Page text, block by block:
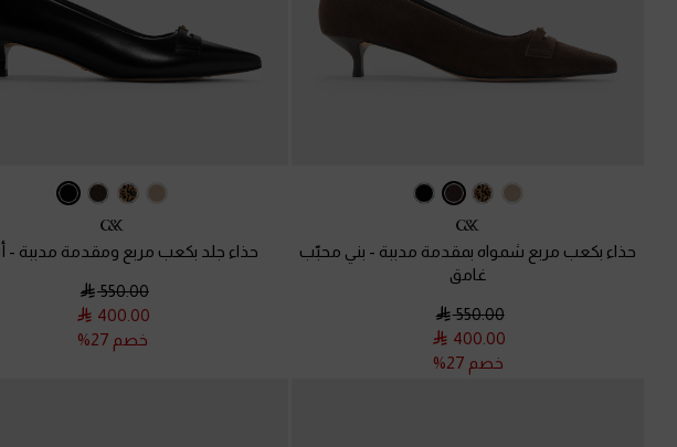
حذاء بكعب مربع شمواه بمقدمة مدببة - بني محبّب
غامق
550.00
400.00
خصم 27%
حذاء جلد بكعب مربع ومقدمة مدببة -
550.00
400.00
خصم 27%